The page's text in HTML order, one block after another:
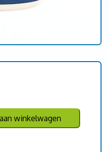
winkelwagen